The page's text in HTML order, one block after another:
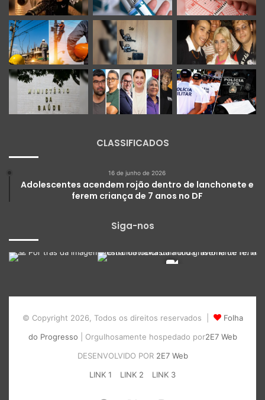
CLASSIFICADOS
16 de junho de 2026
Adolescentes acendem rojão dentro de lanchonete e
ferem criança de 7 anos no DF
Siga-nos
© Copyright 2026, Todos os direitos reservados |
Folha
do Progresso | Orgulhosamente hospedado por2E7 Web
DESENVOLVIDO POR 2E7 Web
LINK 1
LINK 2 LINK 3